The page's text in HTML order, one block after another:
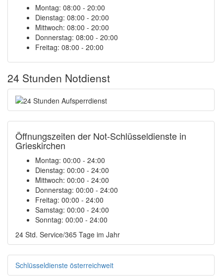
Montag: 08:00 - 20:00
Dienstag: 08:00 - 20:00
Mittwoch: 08:00 - 20:00
Donnerstag: 08:00 - 20:00
Freitag: 08:00 - 20:00
24 Stunden Notdienst
Öffnungszeiten der Not-Schlüsseldienste in
Grieskirchen
Montag: 00:00 - 24:00
Dienstag: 00:00 - 24:00
Mittwoch: 00:00 - 24:00
Donnerstag: 00:00 - 24:00
Freitag: 00:00 - 24:00
Samstag: 00:00 - 24:00
Sonntag: 00:00 - 24:00
24 Std. Service/365 Tage im Jahr
Schlüsseldienste österreichweit